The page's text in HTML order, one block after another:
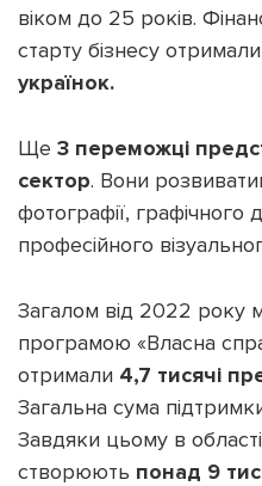
віком до 25 років.
старту бізнесу отримали
українок.
Ще 3 переможці
сектор. Вони
фотографії, графічного
професійного
Загалом від 2022 року
програмою «Власна
отримали 4,7 тисячі
Загальна сума
Завдяки цьому в
створюють понад 9